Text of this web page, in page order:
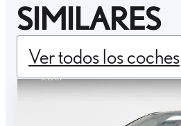
SIMILARES
Ver todos los coches